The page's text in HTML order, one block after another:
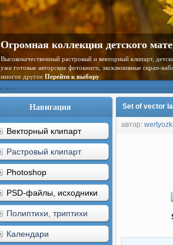
Огромная коллекция детского
Высококачественный растровый и векторный клипарт,
уже готовые авторские фотокниги, эксклюзивные скрап-
многое другое Перейти к выбору
Навигация
Векторный клипарт
Растровый клипарт
Photoshop
PSD-файлы, исходники
Полиптихи, триптихи
Календари
Set of vector
автор: